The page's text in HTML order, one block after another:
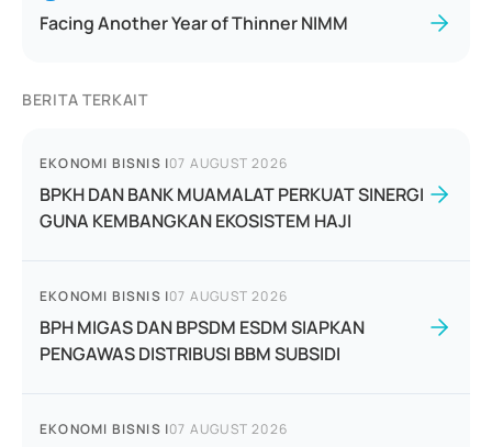
Facing Another Year of Thinner NIMM
BERITA TERKAIT
EKONOMI BISNIS |07 AUGUST 2026
BPKH DAN BANK MUAMALAT PERKUAT SINERGI
GUNA KEMBANGKAN EKOSISTEM HAJI
EKONOMI BISNIS |07 AUGUST 2026
BPH MIGAS DAN BPSDM ESDM SIAPKAN
PENGAWAS DISTRIBUSI BBM SUBSIDI
EKONOMI BISNIS |07 AUGUST 2026